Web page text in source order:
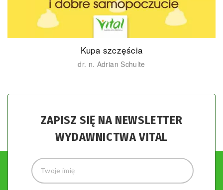
Kupa szczęścia
dr. n. Adrian Schulte
ZAPISZ SIĘ NA NEWSLETTER
WYDAWNICTWA VITAL